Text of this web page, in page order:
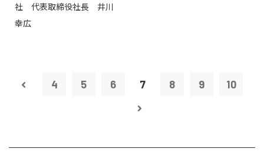
社 代表取締役社長 井川
幸広
4 5 6 7 8 9 10